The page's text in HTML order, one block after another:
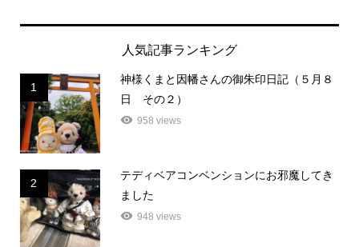
人気記事ランキング
1
神様くまと因幡さんの御朱印日記（５月８
日 その２）
958 views
2
テディベアコンベンションにお邪魔してき
ました
948 views